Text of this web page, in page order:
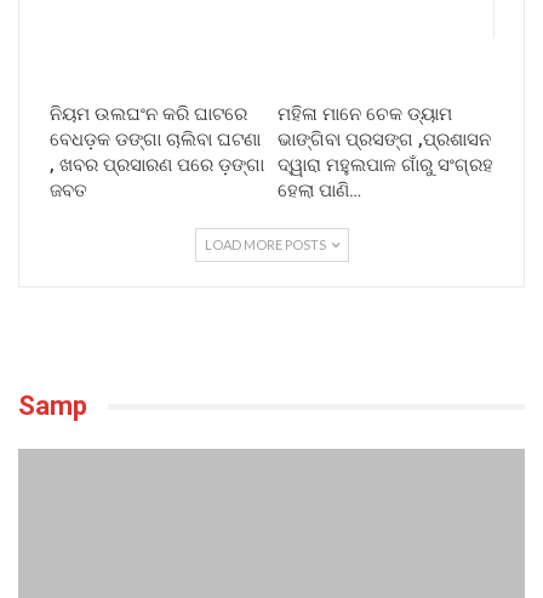
ନିୟମ ଉଲଘଂନ କରି ଘାଟରେ
ବେଧଡ଼କ ଡଙ୍ଗା ଚାଲିବା ଘଟଣା
, ଖବର ପ୍ରସାରଣ ପରେ ଡ଼ଙ୍ଗା
ଜବତ
ମହିଳା ମାନେ ଚେକ ଡ୍ୟାମ
ଭାଙ୍ଗିବା ପ୍ରସଙ୍ଗ ,ପ୍ରଶାସନ
ଦ୍ୱାରା ମହୁଲପାଳ ଗାଁରୁ ସଂଗ୍ରହ
ହେଲା ପାଣି…
LOAD MORE POSTS
Samp